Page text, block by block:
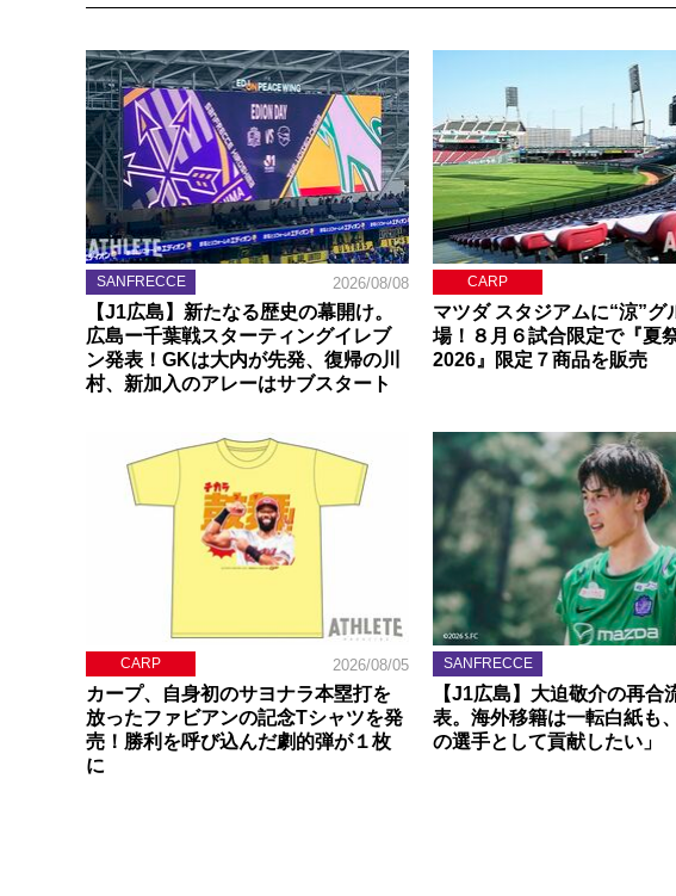
SANFRECCE 2026/08/08
【J1広島】新たなる歴史の幕開け。
広島ー千葉戦スターティングイレブ
ン発表！GKは大内が先発、復帰の川
村、新加入のアレーはサブスタート
CARP
マツダ スタジアムに“涼”グ
場！８月６試合限定で『夏
2026』限定７商品を販売
CARP 2026/08/05
カープ、自身初のサヨナラ本塁打を
放ったファビアンの記念Tシャツを発
売！勝利を呼び込んだ劇的弾が１枚
に
SANFRECCE
【J1広島】大迫敬介の再合
表。海外移籍は一転白紙も
の選手として貢献したい」